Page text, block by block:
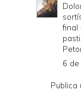
final
6
Publica